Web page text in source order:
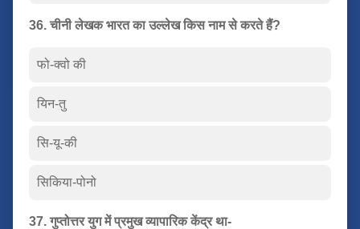
36. चीनी लेखक भारत का उल्लेख किस नाम से करते हैं?
फो-क्वो की
यिन-तु
सि-यू-की
सिकिया-पोनो
37. गुप्तोत्तर युग में प्रमुख व्यापारिक केंद्र था-